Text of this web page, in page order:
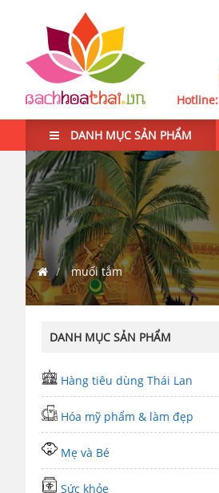
Hotline:
DANH MỤC SẢN PHẨM
muối tắm
DANH MỤC SẢN PHẨM
Hàng tiêu dùng Thái Lan
Hóa mỹ phẩm & làm đẹp
Mẹ và Bé
Sức khỏe